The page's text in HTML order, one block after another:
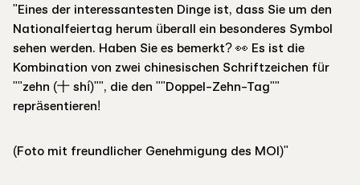
"Eines der interessantesten Dinge ist, dass Sie um den
Nationalfeiertag herum überall ein besonderes Symbol
sehen werden. Haben Sie es bemerkt? 👀 Es ist die
Kombination von zwei chinesischen Schriftzeichen für
""zehn (十 shí)"", die den ""Doppel-Zehn-Tag""
repräsentieren!
(Foto mit freundlicher Genehmigung des MOI)"